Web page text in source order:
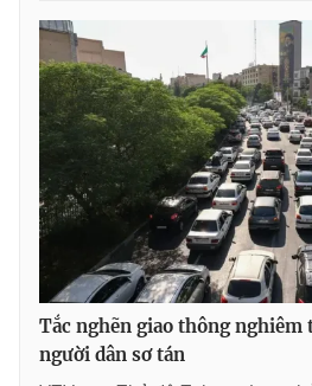
Tắc nghẽn giao thông nghiêm
người dân sơ tán